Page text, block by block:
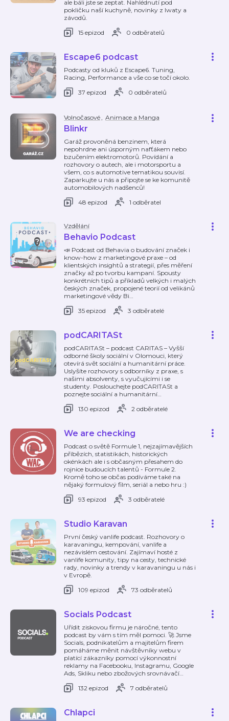
ale báli jste se zeptat. Nahlédnutí pod
pokličku naší kuchyně, novinky z Iwaty a
závodů.
15 epizod
0 odběratelů
Escape6 podcast
Podcasty od kluků z Escape6. Tuning,
Racing, Performance a vše co se točí okolo.
37 epizod
0 odběratelů
Volnočasové, Animace a Manga
Blinkr
Garáž provoněná benzinem, která
nepohrdne ani úsporným nafťákem nebo
bzučením elektromotorů. Povídání a
rozhovory o autech, ale i motorsportu a
všem, co s automotive tematikou souvisí.
Zaparkujte u nás a připojte se ke komunitě
automobilových nadšenců!
48 epizod
1 odběratel
Vzdělání
Behavio Podcast
📣 Podcast od Behavia o budování značek i
know-how z marketingové praxe – od
klientských insightů a strategií, přes měření
značky až po tvorbu kampaní. Spousty
konkrétních tipů a příkladů velkých i malých
českých značek, propojené teorií od velikánů
marketingové vědy Bi…
35 epizod
3 odběratelé
podCARITASt
podCARITASt – podcast CARITAS – Vyšší
odborné školy sociální v Olomouci, který
otevírá svět sociální a humanitární práce.
Uslyšíte rozhovory s odborníky z praxe, s
našimi absolventy, s vyučujícími i se
studenty. Poslouchejte podCARITASt a
poznejte sociální a humanitární…
130 epizod
2 odběratelé
We are checking
Podcast o světě Formule 1, nejzajímavějších
příbězích, statistikách, historických
okénkách ale i s občasným přesahem do
rojnice budoucích talentů - Formule 2.
Kromě toho se občas podíváme také na
nějaký formulový film, seriál a nebo hru :)
93 epizod
3 odběratelé
Studio Karavan
První český vanlife podcast. Rozhovory o
karavaningu, kempování, vanlife a
nezávislém cestování. Zajímaví hosté z
vanlife komunity, tipy na cesty, technické
rady, novinky a trendy v karavaningu u nás i
v Evropě.
109 epizod
73 odběratelů
Socials Podcast
Uřídit ziskovou firmu je náročné, tento
podcast by vám s tím měl pomoci. 🚀 Jsme
Socials, podnikatelům a majitelům firem
pomáháme měnit návštěvníky webu v
platící zákazníky pomocí výkonnostní
reklamy na Facebooku, Instagramu, Google
Ads, Skliku nebo zbožových srovnávačí…
132 epizod
7 odběratelů
Chlapci